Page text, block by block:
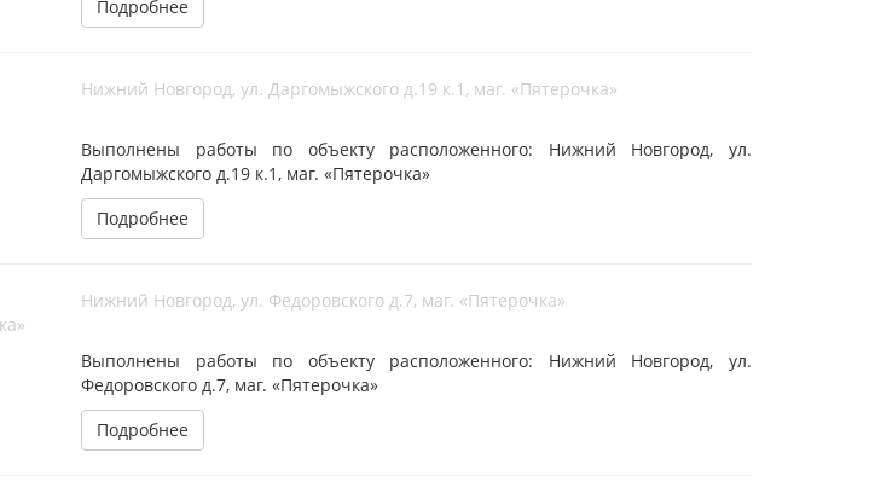
Подробнее
Нижний Новгород, ул. Даргомыжского д.19 к.1, маг. «Пятерочка»
Выполнены работы по объекту расположенного: Нижний Новгород, ул.
Даргомыжского д.19 к.1, маг. «Пятерочка»
Подробнее
Нижний Новгород, ул. Федоровского д.7, маг. «Пятерочка»
Выполнены работы по объекту расположенного: Нижний Новгород, ул.
Федоровского д.7, маг. «Пятерочка»
Подробнее